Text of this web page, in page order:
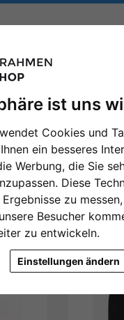
ist uns
Cookies und
ein besseres
Werbung, die Sie
Diese
zu
Besucher
zu entwickeln.
Einstellungen ändern